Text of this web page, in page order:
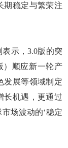
期稳定与繁荣注
示，3.0版的突
）顺应新一轮产
发展等领域制定
长机遇，更通过
场波动的‘稳定